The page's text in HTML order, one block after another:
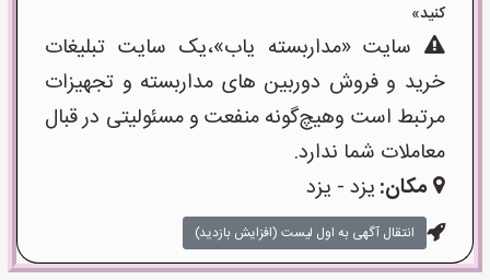
کنید»
سایت «مداربسته یاب»،یک سایت تبلیغات
خرید و فروش دوربین های مداربسته و تجهیزات
مرتبط است وهیچ‌گونه منفعت و مسئولیتی در قبال
معاملات شما ندارد.
مکان: یزد - یزد
انتقال آگهی به اول لیست (افزایش بازدید)